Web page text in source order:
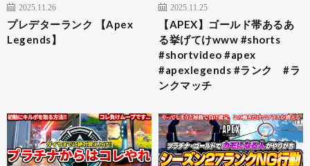
2025.11.26
プレデターランク 【Apex
Legends】
2025.11.25
【APEX】ゴールド帯あるあ
る挙げてけwww #shorts
#shortvideo #apex
#apexlegends #ランク #ラ
ンクマッチ